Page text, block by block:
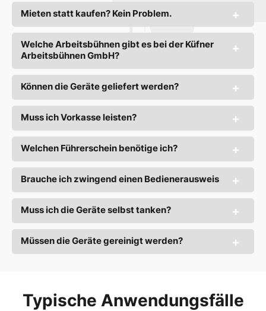
Mieten statt kaufen? Kein Problem.
Welche Arbeitsbühnen gibt es bei der Küfner
Arbeitsbühnen GmbH?
Können die Geräte geliefert werden?
Muss ich Vorkasse leisten?
Welchen Führerschein benötige ich?
Brauche ich zwingend einen Bedienerausweis
Muss ich die Geräte selbst tanken?
Müssen die Geräte gereinigt werden?
Typische Anwendungsfälle